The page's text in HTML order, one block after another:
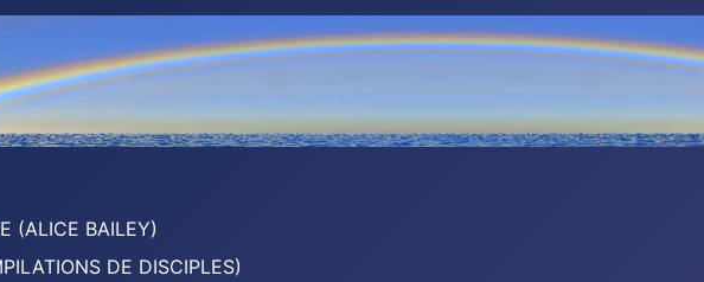
(ALICE BAILEY)
DE DISCIPLES)